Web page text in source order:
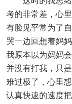
考的非常差，心
有脸见平常为了
哭一边回想着妈
我原本以为妈妈
并没有打我，只
难过极了，心里
认真快速的速度